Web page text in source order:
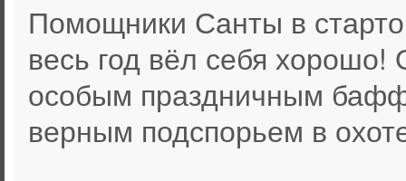
Помощники Санты в
весь год вёл себя
особым праздничным
верным подспорьем в